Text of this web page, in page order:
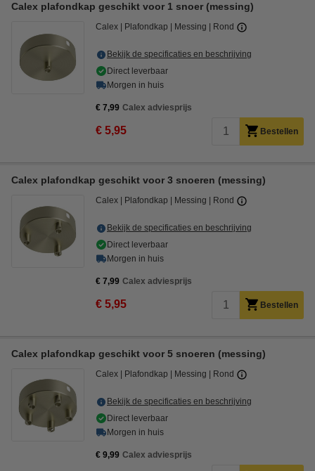
Calex plafondkap geschikt voor 1 snoer (messing)
Calex Plafondkap Messing Rond
Bekijk de specificaties en beschrijving
Direct leverbaar
Morgen in huis
€ 7,99 Calex adviesprijs
€ 5,95 Bestellen
Calex plafondkap geschikt voor 3 snoeren (messing)
Calex Plafondkap Messing Rond
Bekijk de specificaties en beschrijving
Direct leverbaar
Morgen in huis
€ 7,99 Calex adviesprijs
€ 5,95 Bestellen
Calex plafondkap geschikt voor 5 snoeren (messing)
Calex Plafondkap Messing Rond
Bekijk de specificaties en beschrijving
Direct leverbaar
Morgen in huis
€ 9,99 Calex adviesprijs